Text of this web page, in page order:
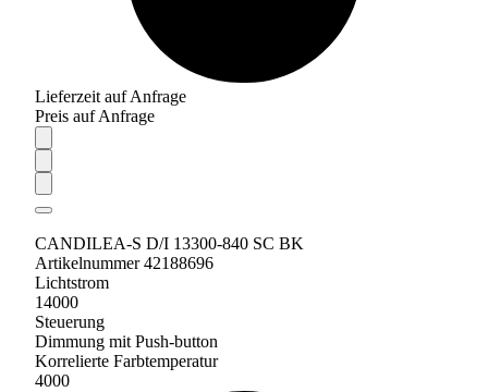
Lieferzeit auf Anfrage
Preis auf Anfrage
CANDILEA-S D/I 13300-840 SC BK
Artikelnummer 42188696
Lichtstrom
14000
Steuerung
Dimmung mit Push-button
Korrelierte Farbtemperatur
4000